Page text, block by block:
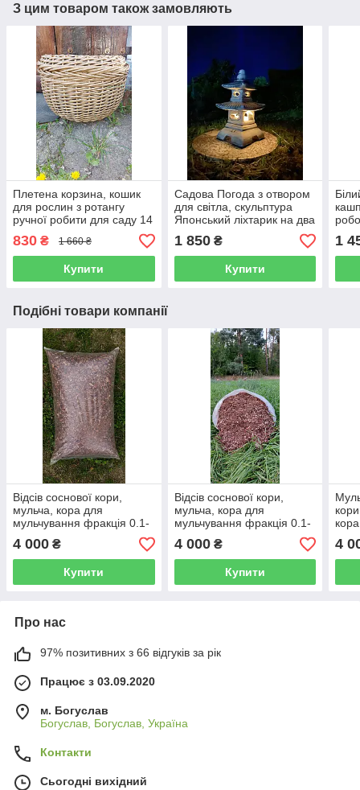
З цим товаром також замовляють
Плетена корзина, кошик
для рослин з ротангу
ручної робити для саду 14
л
830 ₴ 1 660 ₴
Купити
Садова Погода з отвором
для світла, скульптура
Японський ліхтарик на два
дахи 40 см
1 850₴
Купити
1
Подібні товари компанії
Відсів соснової кори,
мульча, кора для
мульчування фракція 0.1-
мішків
4 000 ₴
Купити
Відсів соснової кори,
мульча, кора для
мульчування фракція 0.1-
мішків
4 000₴
Купити
4
Про нас
97% позитивних з 66 відгуків за рік
Працює з 03.09.2020
м. Богуслав
Богуслав, Богуслав, Україна
Контакти
Сьогодні вихідний